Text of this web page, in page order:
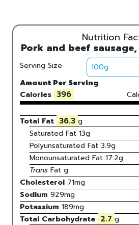
Nutrition
Pork and beef
Serving Size
Amount Per Serving
Calories 396
Total Fat 36.3 g
Saturated Fat 13g
Polyunsaturated Fat 3.9g
Monounsaturated Fat 17.2g
TransFat g
Cholesterol 71mg
Sodium 929mg
Potassium 189mg
Total Carbohydrate 2.7 g